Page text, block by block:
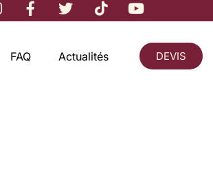
FAQ Actualités DEVIS